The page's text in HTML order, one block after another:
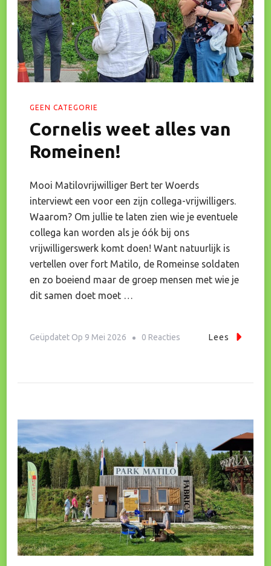
GEEN CATEGORIE
Cornelis weet alles van
Romeinen!
Mooi Matilovrijwilliger Bert ter Woerds
interviewt een voor een zijn collega-vrijwilligers.
Waarom? Om jullie te laten zien wie je eventuele
collega kan worden als je óók bij ons
vrijwilligerswerk komt doen! Want natuurlijk is
vertellen over fort Matilo, de Romeinse soldaten
en zo boeiend maar de groep mensen met wie je
dit samen doet moet …
Geüpdatet Op 9 Mei 2026 0 Reacties Lees